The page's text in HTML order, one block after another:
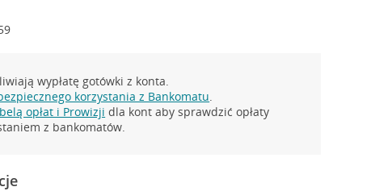
wypłatę gotówki z konta.
korzystania z Bankomatu.
opłat i Prowizji dla kont aby sprawdzić opłaty
z bankomatów.